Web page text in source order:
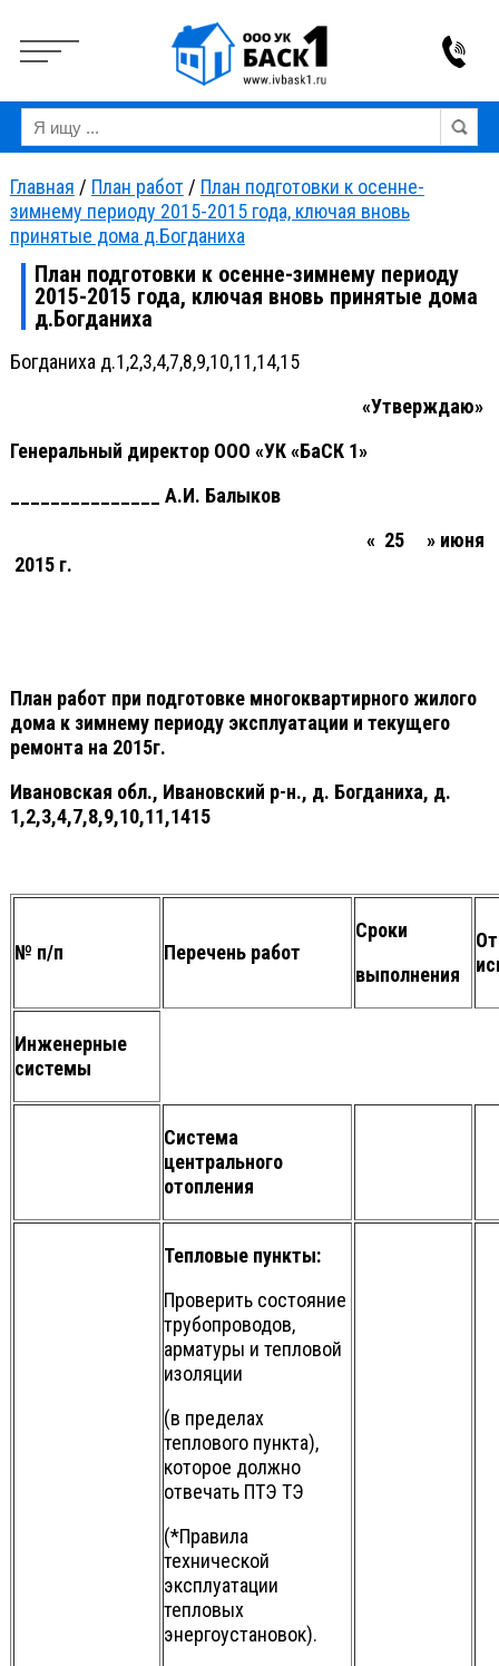
Версия для слабовидящих: Вкл Изображения: Выкл
Главная / План работ/ План подготовки к осенне-
зимнему периоду 2015-2015 года, ключая вновь
принятые дома д.Богданиха
План подготовки к осенне-зимнему периоду
2015-2015 года, ключая вновь принятые дома
д.Богданиха
Богданиха д.1,2,3,4,7,8,9,10,11,14,15
«Утверждаю»
Генеральный директор ООО «УК «БаСК 1»
_______________ А.И. Балыков
« 25 » июня
2015 г.
План работ при подготовке многоквартирного жилого
дома к зимнему периоду эксплуатации и текущего
ремонта на 2015г.
Ивановская обл., Ивановский р-н., д. Богданиха, д.
1,2,3,4,7,8,9,10,11,1415
№ п/п Перечень работ
Сроки
выполнения
Инженерные
системы
Система
центрального
отопления
Тепловые пункты:
Проверить состояние
трубопроводов,
арматуры и тепловой
изоляции
(в пределах
теплового пункта),
которое должно
отвечать ПТЭ ТЭ
(*Правила
технической
эксплуатации
тепловых
энергоустановок).